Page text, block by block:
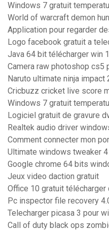
Windows 7 gratuit
World of warcraft demon
Application pour regarder
Logo facebook gratuit a
Java 64 bit télécharger win
Camera raw photoshop cs5
Naruto ultimate ninja impact
Cricbuzz cricket live score
Windows 7 gratuit
Logiciel gratuit de gravure
Realtek audio driver
Comment connecter mon
Ultimate windows tweaker
Google chrome 64 bits
Jeux video daction gratuit
Office 10 gratuit
Pc inspector file recovery
Telecharger picasa 3 pour
Call of duty black ops